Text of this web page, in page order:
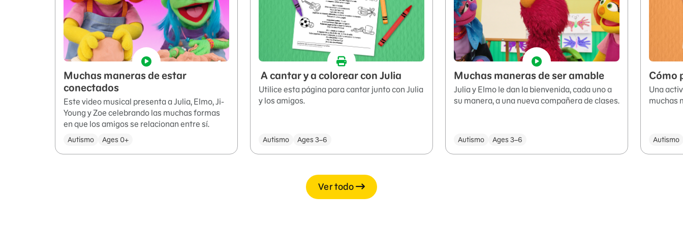
Muchas maneras de estar
conectados
Este video musical presenta a Julia, Elmo, Ji-
Young y Zoe celebrando las muchas formas
en que los amigos se relacionan entre sí.
Autismo Ages 0+
A cantar y a colorear con Julia
Utilice esta página para cantar junto con Julia
y los amigos.
Autismo Ages 3–6
Muchas maneras de ser amable
Julia y Elmo le dan la bienvenida, cada uno a
su manera, a una nueva compañera de clases.
Autismo Ages 3–6
Cómo
Una
muchas
Autismo
Ver todo